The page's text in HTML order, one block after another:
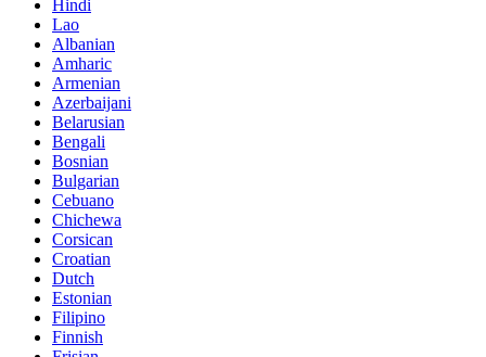
Hindi
Lao
Albanian
Amharic
Armenian
Azerbaijani
Belarusian
Bengali
Bosnian
Bulgarian
Cebuano
Chichewa
Corsican
Croatian
Dutch
Estonian
Filipino
Finnish